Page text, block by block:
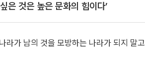
은 것은 높은 문화의 힘이다’
라가 남의 것을 모방하는 나라가 되지 말